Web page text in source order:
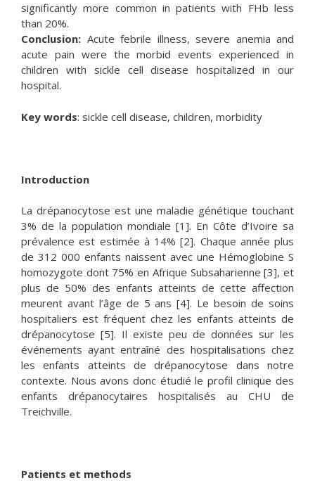
significantly more common in patients with FHb less
than 20%.
Conclusion: Acute febrile illness, severe anemia and
acute pain were the morbid events experienced in
children with sickle cell disease hospitalized in our
hospital.
Key words: sickle cell disease, children, morbidity
Introduction
La drépanocytose est une maladie génétique touchant
3% de la population mondiale [1]. En Côte d’Ivoire sa
prévalence est estimée à 14% [2]. Chaque année plus
de 312 000 enfants naissent avec une Hémoglobine S
homozygote dont 75% en Afrique Subsaharienne [3], et
plus de 50% des enfants atteints de cette affection
meurent avant l’âge de 5 ans [4]. Le besoin de soins
hospitaliers est fréquent chez les enfants atteints de
drépanocytose [5]. Il existe peu de données sur les
événements ayant entraîné des hospitalisations chez
les enfants atteints de drépanocytose dans notre
contexte. Nous avons donc étudié le profil clinique des
enfants drépanocytaires hospitalisés au CHU de
Treichville.
Patients et methods